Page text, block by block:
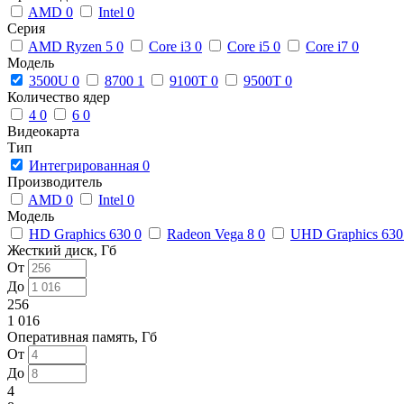
AMD 0 Intel 0
Серия
AMD Ryzen 5 0 Core i3 0 Core i5 0 Core i7 0
Модель
3500U 0 8700 1 9100T 0 9500T 0
Количество ядер
4 0 6 0
Видеокарта
Тип
Интегрированная 0
Производитель
AMD 0 Intel 0
Модель
HD Graphics 630 0 Radeon Vega 8 0
UHD Graphics
Жесткий диск, Гб
От
До
256
1 016
Оперативная память, Гб
От
До
4